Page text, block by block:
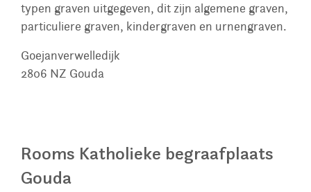
typen graven uitgegeven, dit zijn algemene graven,
particuliere graven, kindergraven en urnengraven.
Goejanverwelledijk
2806 NZ Gouda
Rooms Katholieke begraafplaats
Gouda